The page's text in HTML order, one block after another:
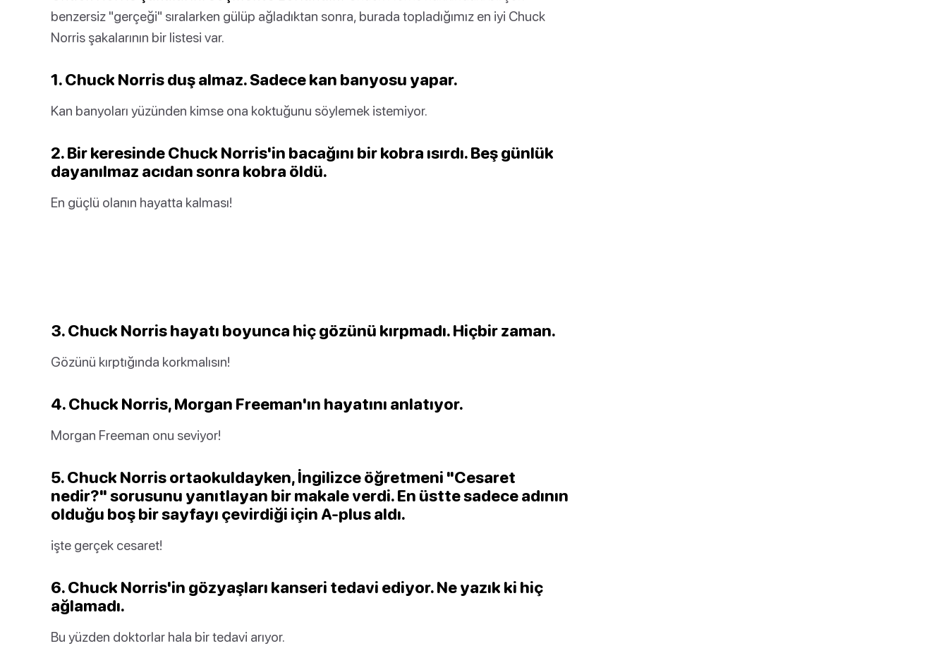
benzersiz "gerçeği" sıralarken gülüp ağladıktan sonra, burada topladığımız en iyi Chuck
Norris şakalarının bir listesi var.
1. Chuck Norris duş almaz. Sadece kan banyosu yapar.
Kan banyoları yüzünden kimse ona koktuğunu söylemek istemiyor.
2. Bir keresinde Chuck Norris'in bacağını bir kobra ısırdı. Beş günlük
dayanılmaz acıdan sonra kobra öldü.
En güçlü olanın hayatta kalması!
3. Chuck Norris hayatı boyunca hiç gözünü kırpmadı. Hiçbir zaman.
Gözünü kırptığında korkmalısın!
4. Chuck Norris, Morgan Freeman'ın hayatını anlatıyor.
Morgan Freeman onu seviyor!
5. Chuck Norris ortaokuldayken, İngilizce öğretmeni "Cesaret
nedir?" sorusunu yanıtlayan bir makale verdi. En üstte sadece adının
olduğu boş bir sayfayı çevirdiği için A-plus aldı.
işte gerçek cesaret!
6. Chuck Norris'in gözyaşları kanseri tedavi ediyor. Ne yazık ki hiç
ağlamadı.
Bu yüzden doktorlar hala bir tedavi arıyor.